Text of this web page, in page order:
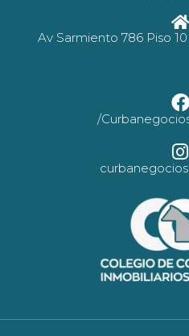
Av Sarmiento 786 Piso
/